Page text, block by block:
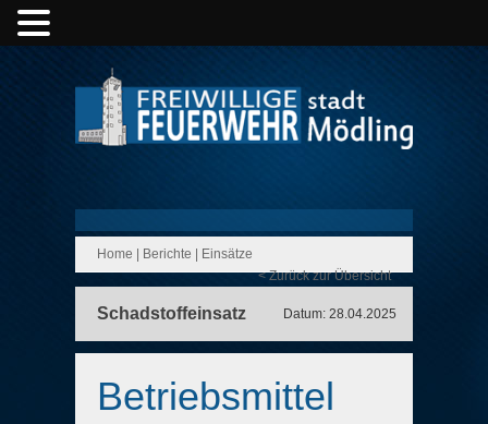
Home Berichte
Einsätze
< Zurück zur Übersicht
Schadstoffeinsatz Datum: 28.04.2025
Betriebsmittel